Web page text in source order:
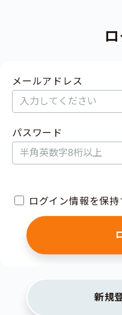
メールアドレス
パスワード
ログイン情報を保持
新規